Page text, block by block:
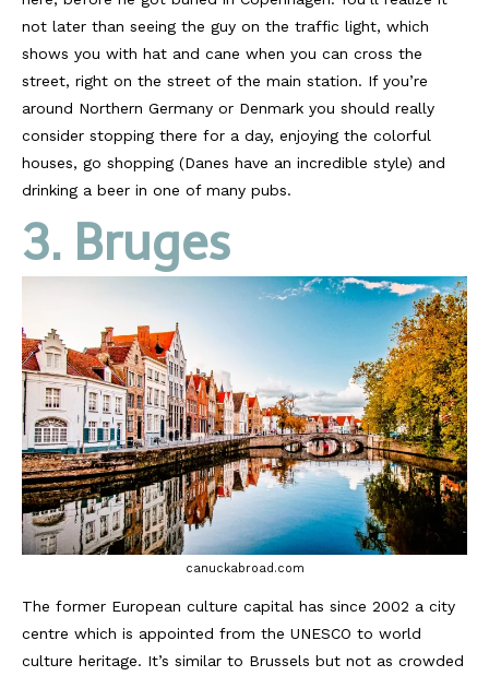
not later than seeing the guy on the traffic light, which
shows you with hat and cane when you can cross the
street, right on the street of the main station. If you’re
around Northern Germany or Denmark you should really
consider stopping there for a day, enjoying the colorful
houses, go shopping (Danes have an incredible style) and
drinking a beer in one of many pubs.
3. Bruges
canuckabroad.com
The former European culture capital has since 2002 a city
centre which is appointed from the UNESCO to world
culture heritage. It’s similar to Brussels but not as crowded